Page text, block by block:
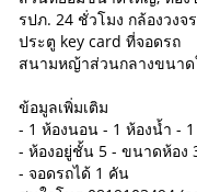
รปภ. 24 ชั่วโมง กล้องวงจ
ประตู key card ที่จอดรถ
สนามหญ้าส่วนกลางขนา
ข้อมูลเพิ่มเติม
- 1 ห้องนอน - 1 ห้องน้ำ -
- ห้องอยู่ชั้น 5 - ขนาดห้อง
- จอดรถได้ 1 คัน